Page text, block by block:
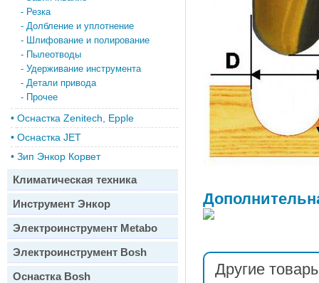
- Резка
- Долбление и уплотнение
- Шлифование и полирование
- Пылеотводы
- Удерживание инструмента
- Детали привода
- Прочее
• Оснастка Zenitech, Epple
• Оснастка JET
• Зип Энкор Корвет
Климатическая техника
Инструмент Энкор
Электроинструмент Metabo
Электроинструмент Bosh
Оснастка Bosh
Другие